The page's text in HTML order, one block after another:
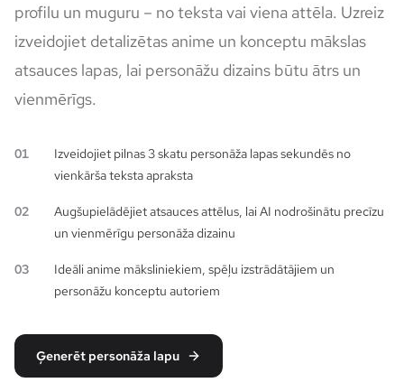
profilu un muguru – no teksta vai viena attēla. Uzreiz
izveidojiet detalizētas anime un konceptu mākslas
atsauces lapas, lai personāžu dizains būtu ātrs un
vienmērīgs.
01
Izveidojiet pilnas 3 skatu personāža lapas sekundēs no
vienkārša teksta apraksta
02
Augšupielādējiet atsauces attēlus, lai AI nodrošinātu precīzu
un vienmērīgu personāža dizainu
03
Ideāli anime māksliniekiem, spēļu izstrādātājiem un
personāžu konceptu autoriem
Ģenerēt personāža lapu